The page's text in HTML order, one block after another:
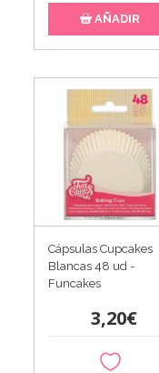
AÑADIR
Cápsulas Cupcakes
Blancas 48 ud -
Funcakes
3,20€